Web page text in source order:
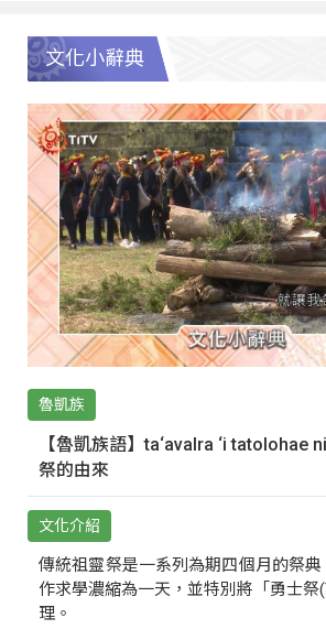
文化小辭典
魯凱族
【魯凱族語】ta‘avalra ‘i tatolohae
祭的由來
文化介紹
傳統祖靈祭是一系列為期四個月的祭
作求學濃縮為一天，並特別將「勇士祭
理。